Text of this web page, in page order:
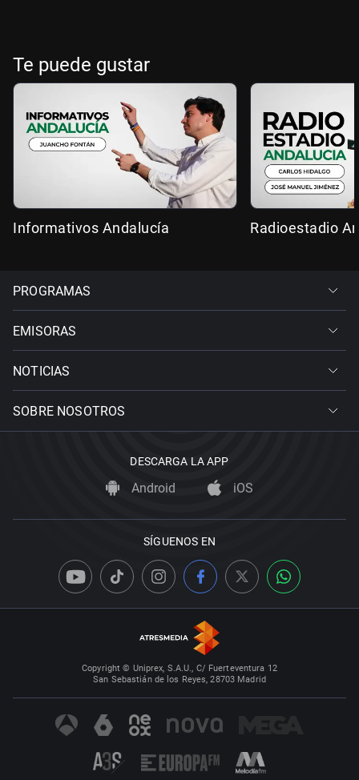
Te puede gustar
Informativos Andalucía Radioestadio
PROGRAMAS
EMISORAS
NOTICIAS
SOBRE NOSOTROS
DESCARGA LA APP
Android iOS
SÍGUENOS EN
Copyright © Uniprex, S.A.U., C/ Fuerteventura 12
San Sebastián de los Reyes, 28703 Madrid